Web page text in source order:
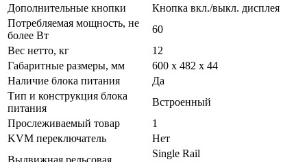
Дополнительные кнопки
Кнопка вкл./выкл. дисплея
Потребляемая мощность, не
более Вт
60
Вес нетто, кг
12
Габаритные размеры, мм
600 x 482 x 44
Наличие блока питания
Да
Тип и конструкция блока
питания
Встроенный
Прослеживаемый товар
1
KVM переключатель
Нет
Single Rail